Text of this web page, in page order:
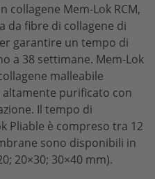
collagene Mem-Lok RCM,
da fibre di collagene di
garantire un tempo di
a 38 settimane. Mem-Lok
malleabile
purificato con
Il tempo di
Pliable è compreso tra 12
sono disponibili in
20×30; 30×40 mm).